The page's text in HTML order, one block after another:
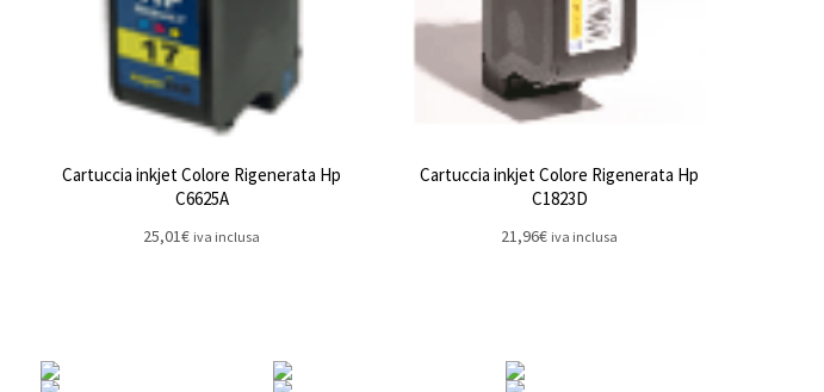
Cartuccia inkjet Colore Rigenerata Hp
C6625A
25,01€ iva inclusa
Cartuccia inkjet Colore Rigenerata Hp
C1823D
21,96€ iva inclusa